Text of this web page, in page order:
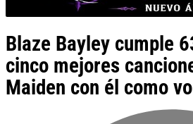
Blaze Bayley cumple
cinco mejores
Maiden con él como